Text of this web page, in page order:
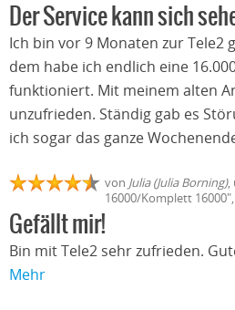
Der Service kann sich
Ich bin vor 9 Monaten zur Tele2
dem habe ich endlich eine
funktioniert. Mit meinem alten
unzufrieden. Ständig gab es
ich sogar das ganze
von Julia (Julia Borning),
16000/Komplett
Gefällt mir!
Bin mit Tele2 sehr zufrieden.
Mehr